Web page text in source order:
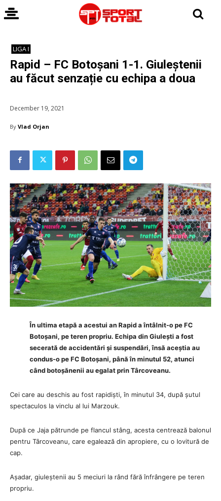
LIGA I
Rapid – FC Botoșani 1-1. Giuleștenii
au făcut senzație cu echipa a doua
December 19, 2021
By Vlad Orjan
În ultima etapă a acestui an Rapid a întâlnit-o pe FC
Botoșani, pe teren propriu. Echipa din Giulești a fost
secerată de accidentări și suspendări, însă aceștia au
condus-o pe FC Botoșani, până în minutul 52, atunci
când botoșănenii au egalat prin Târcoveanu.
Cei care au deschis au fost rapidiști, în minutul 34, după șutul
spectaculos la vinclu al lui Marzouk.
După ce Jaja pătrunde pe flancul stâng, acesta centrează balonul
pentru Târcoveanu, care egalează din apropiere, cu o lovitură de
cap.
Așadar, giuleștenii au 5 meciuri la rând fără înfrângere pe teren
propriu.